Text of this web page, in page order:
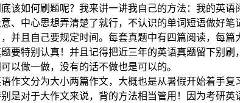
该如何刷题呢？我来讲一讲我自己的方法：我的英
、中心思想弄清楚了就行，不认识的单词短语做好
并且自己要规定时间。每套真题中有四篇阅读，每
要特别认真！并且记得把近三年的英语真题留下别
以做一做，没有的话不做也是可以的。
作文分为大小两篇作文，大概也是从暑假开始着手
是对于大作文来说，背的方法相当管用！因为考研